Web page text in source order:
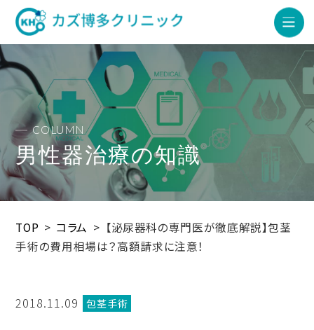
COLUMN
男性器治療の知識
TOP > コラム > 【泌尿器科の専門医が徹底解説】包茎
手術の費用相場は？高額請求に注意！
2018.11.09 包茎手術